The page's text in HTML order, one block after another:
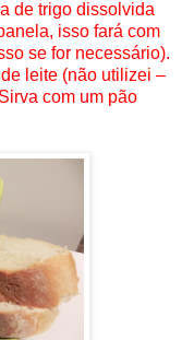
de trigo dissolvida
isso fará com
se for necessário).
leite (não utilizei –
com um pão